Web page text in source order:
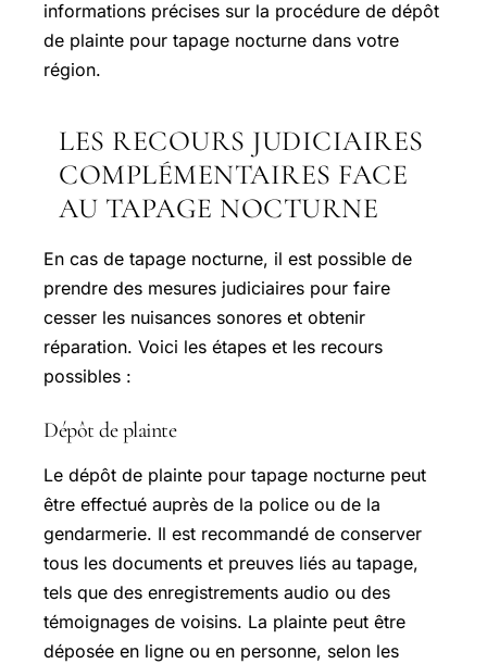
informations précises sur la procédure de dépôt
de plainte pour tapage nocturne dans votre
région.
LES RECOURS JUDICIAIRES
COMPLÉMENTAIRES FACE
AU TAPAGE NOCTURNE
En cas de tapage nocturne, il est possible de
prendre des mesures judiciaires pour faire
cesser les nuisances sonores et obtenir
réparation. Voici les étapes et les recours
possibles :
Dépôt de plainte
Le dépôt de plainte pour tapage nocturne peut
être effectué auprès de la police ou de la
gendarmerie. Il est recommandé de conserver
tous les documents et preuves liés au tapage,
tels que des enregistrements audio ou des
témoignages de voisins. La plainte peut être
déposée en ligne ou en personne, selon les